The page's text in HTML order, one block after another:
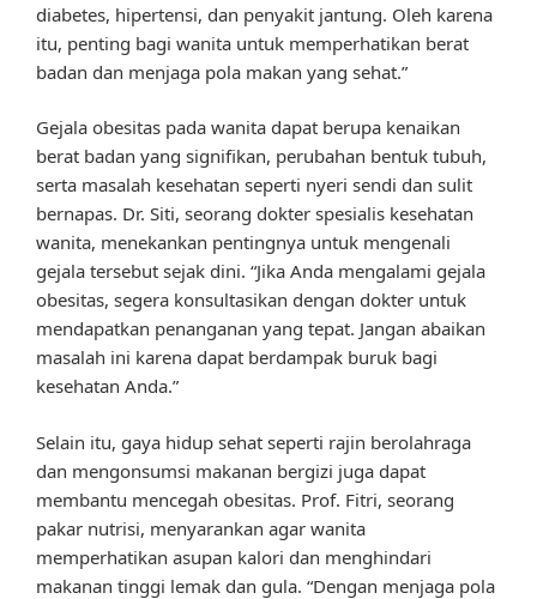
diabetes, hipertensi, dan penyakit jantung. Oleh karena
itu, penting bagi wanita untuk memperhatikan berat
badan dan menjaga pola makan yang sehat.”
Gejala obesitas pada wanita dapat berupa kenaikan
berat badan yang signifikan, perubahan bentuk tubuh,
serta masalah kesehatan seperti nyeri sendi dan sulit
bernapas. Dr. Siti, seorang dokter spesialis kesehatan
wanita, menekankan pentingnya untuk mengenali
gejala tersebut sejak dini. “Jika Anda mengalami gejala
obesitas, segera konsultasikan dengan dokter untuk
mendapatkan penanganan yang tepat. Jangan abaikan
masalah ini karena dapat berdampak buruk bagi
kesehatan Anda.”
Selain itu, gaya hidup sehat seperti rajin berolahraga
dan mengonsumsi makanan bergizi juga dapat
membantu mencegah obesitas. Prof. Fitri, seorang
pakar nutrisi, menyarankan agar wanita
memperhatikan asupan kalori dan menghindari
makanan tinggi lemak dan gula. “Dengan menjaga pola